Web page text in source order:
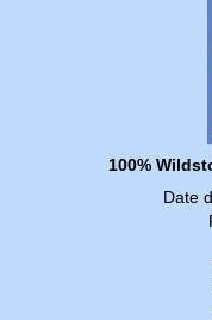
100%
Date